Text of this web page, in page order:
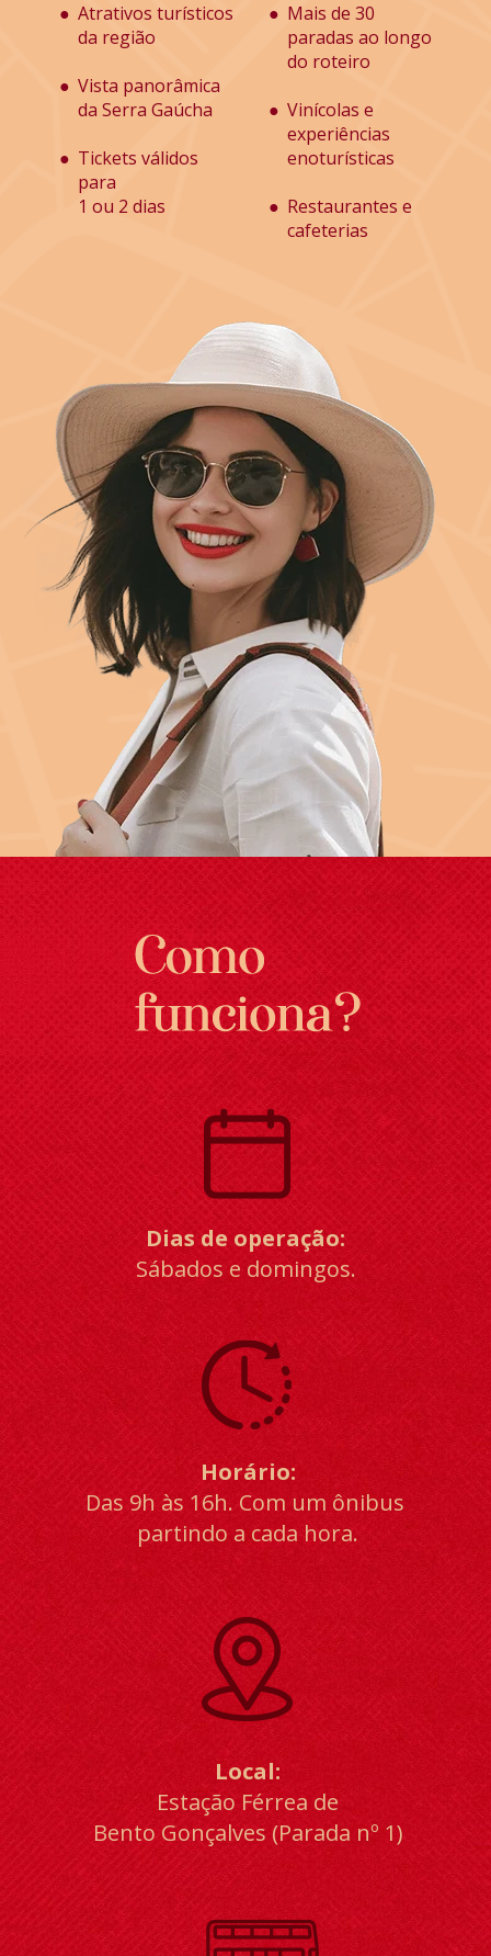
Atrativos turísticos
da região
Vista panorâmica
da Serra Gaúcha
Tickets válidos
para
1 ou 2 dias
Mais de 30
paradas ao longo
do roteiro
Vinícolas e
experiências
enoturísticas
Restaurantes e
cafeterias
Dias de operação:
Sábados e domingos.
Horário:
Das 9h às 16h. Com um ônibus
partindo a cada hora.
Local:
Estação Férrea de
Bento Gonçalves (Parada nº 1)